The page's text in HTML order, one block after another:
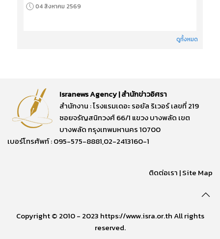
04 สิงหาคม 2569
ดูทั้งหมด
Isranews Agency | สำนักข่าวอิศรา
สำนักงาน : โรงแรมเดอะ รอยัล ริเวอร์ เลขที่ 219
ซอยจรัญสนิทวงศ์ 66/1 แขวง บางพลัด เขต
บางพลัด กรุงเทพมหานคร 10700
เบอร์โทรศัพท์ : 095-575-8881,02-2413160-1
ติดต่อเรา |Site Map
Copyright © 2010 - 2023 https://www.isra.or.th All rights
reserved.